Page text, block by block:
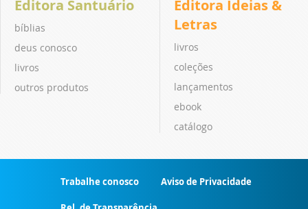
Editora Santuário
bíblias
deus conosco
livros
outros produtos
Editora Ideias &
Letras
livros
coleções
lançamentos
ebook
catálogo
Trabalhe conosco Aviso de Privacidade